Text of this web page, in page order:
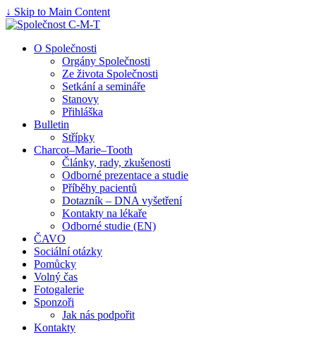
↓ Skip to Main Content
O Společnosti
Orgány Společnosti
Ze života Společnosti
Setkání a semináře
Stanovy
Přihláška
Bulletin
Střípky
Charcot–Marie–Tooth
Články, rady, zkušenosti
Odborné prezentace a studie
Příběhy pacientů
Dotazník – DNA vyšetření
Kontakty na lékaře
Odborné studie (EN)
ČAVO
Sociální otázky
Pomůcky
Volný čas
Fotogalerie
Sponzoři
Jak nás podpořit
Kontakty